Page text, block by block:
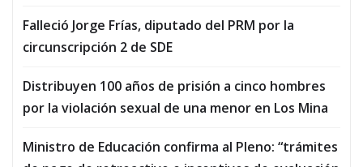
Falleció Jorge Frías, diputado del PRM por la
circunscripción 2 de SDE
Distribuyen 100 años de prisión a cinco hombres
por la violación sexual de una menor en Los Mina
Ministro de Educación confirma al Pleno: “trámites